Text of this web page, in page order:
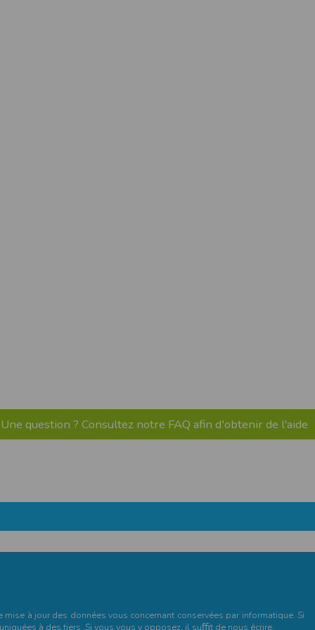
Une question ? Consultez notre FAQ afin d'obtenir de l'aide
à jour des données vous concernant conservées par informatique. Si
à des tiers. Si vous vous y opposez, il suﬃt de nous écrire.
électronique ou téléphonique.
tout sans droit à indemnités. L’utilisateur
pour l’utilisateur ou tout tiers.
sur notre site peut en être affectée
d'accéder à certaines pages ou